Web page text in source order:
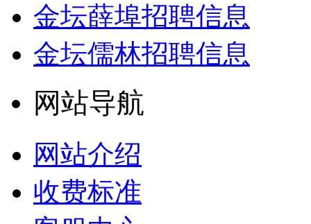
金坛薛埠招聘信息
金坛儒林招聘信息
网站导航
网站介绍
收费标准